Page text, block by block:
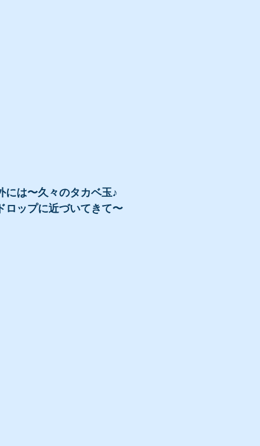
には〜久々のタカベ玉♪
ロップに近づいてきて〜